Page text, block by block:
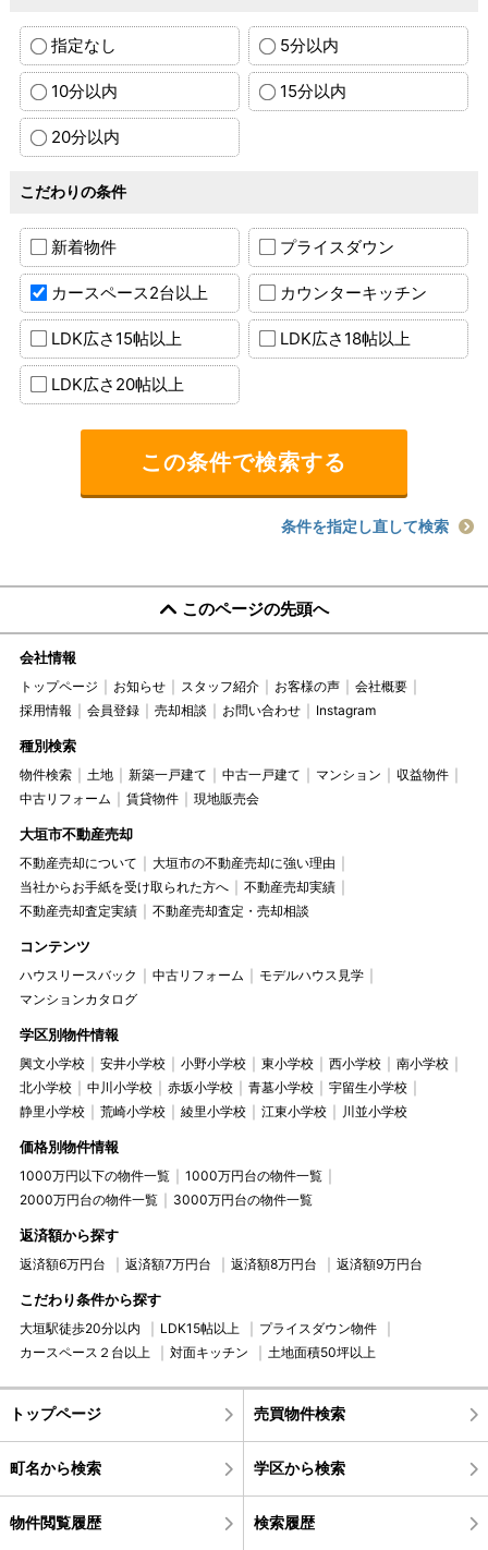
指定なし 5分以内
10分以内 15分以内
20分以内
こだわりの条件
新着物件 プライスダウン
カースペース2台以上 カウンターキッチン
LDK広さ15帖以上 LDK広さ18帖以上
LDK広さ20帖以上
条件を指定し直して検索
このページの先頭へ
会社情報
トップページ お知らせ スタッフ紹介 お客様の声
会社概要
採用情報
会員登録 売却相談 お問い合わせ Instagram
種別検索
物件検索 土地 新築一戸建て 中古一戸建て マンション
収益物件
中古リフォーム
賃貸物件 現地販売会
大垣市不動産売却
不動産売却について
大垣市の不動産売却に強い理由
当社からお手紙を受け取られた方へ
不動産売却実績
不動産売却査定実績
不動産売却査定・売却相談
コンテンツ
ハウスリースバック 中古リフォーム
モデルハウス見学
マンションカタログ
学区別物件情報
興文小学校 安井小学校 小野小学校 東小学校 西小学校
南小学校
北小学校
中川小学校 赤坂小学校 青墓小学校
宇留生小学校
静里小学校
荒崎小学校 綾里小学校 江東小学校 川並小学校
価格別物件情報
1000万円以下の物件一覧
1000万円台の物件一覧
2000万円台の物件一覧
3000万円台の物件一覧
返済額から探す
返済額6万円台 返済額7万円台 返済額8万円台 返済額9万円台
こだわり条件から探す
大垣駅徒歩20分以内 LDK15帖以上
プライスダウン物件
カースペース２台以上
対面キッチン 土地面積50坪以上
トップページ 売買物件検索
町名から検索 学区から検索
物件閲覧履歴 検索履歴